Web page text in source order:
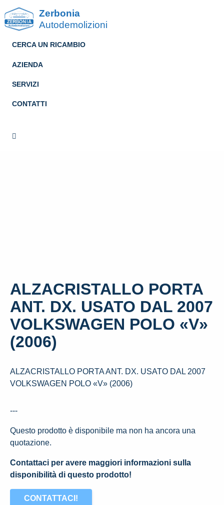
Zerbonia
Autodemolizioni
CERCA UN RICAMBIO
AZIENDA
SERVIZI
CONTATTI
ALZACRISTALLO PORTA
ANT. DX. USATO DAL 2007
VOLKSWAGEN POLO «V»
(2006)
ALZACRISTALLO PORTA ANT. DX. USATO DAL 2007
VOLKSWAGEN POLO «V» (2006)
---
Questo prodotto è disponibile ma non ha ancora una
quotazione.
Contattaci per avere maggiori informazioni sulla
disponibilità di questo prodotto!
CONTATTACI!